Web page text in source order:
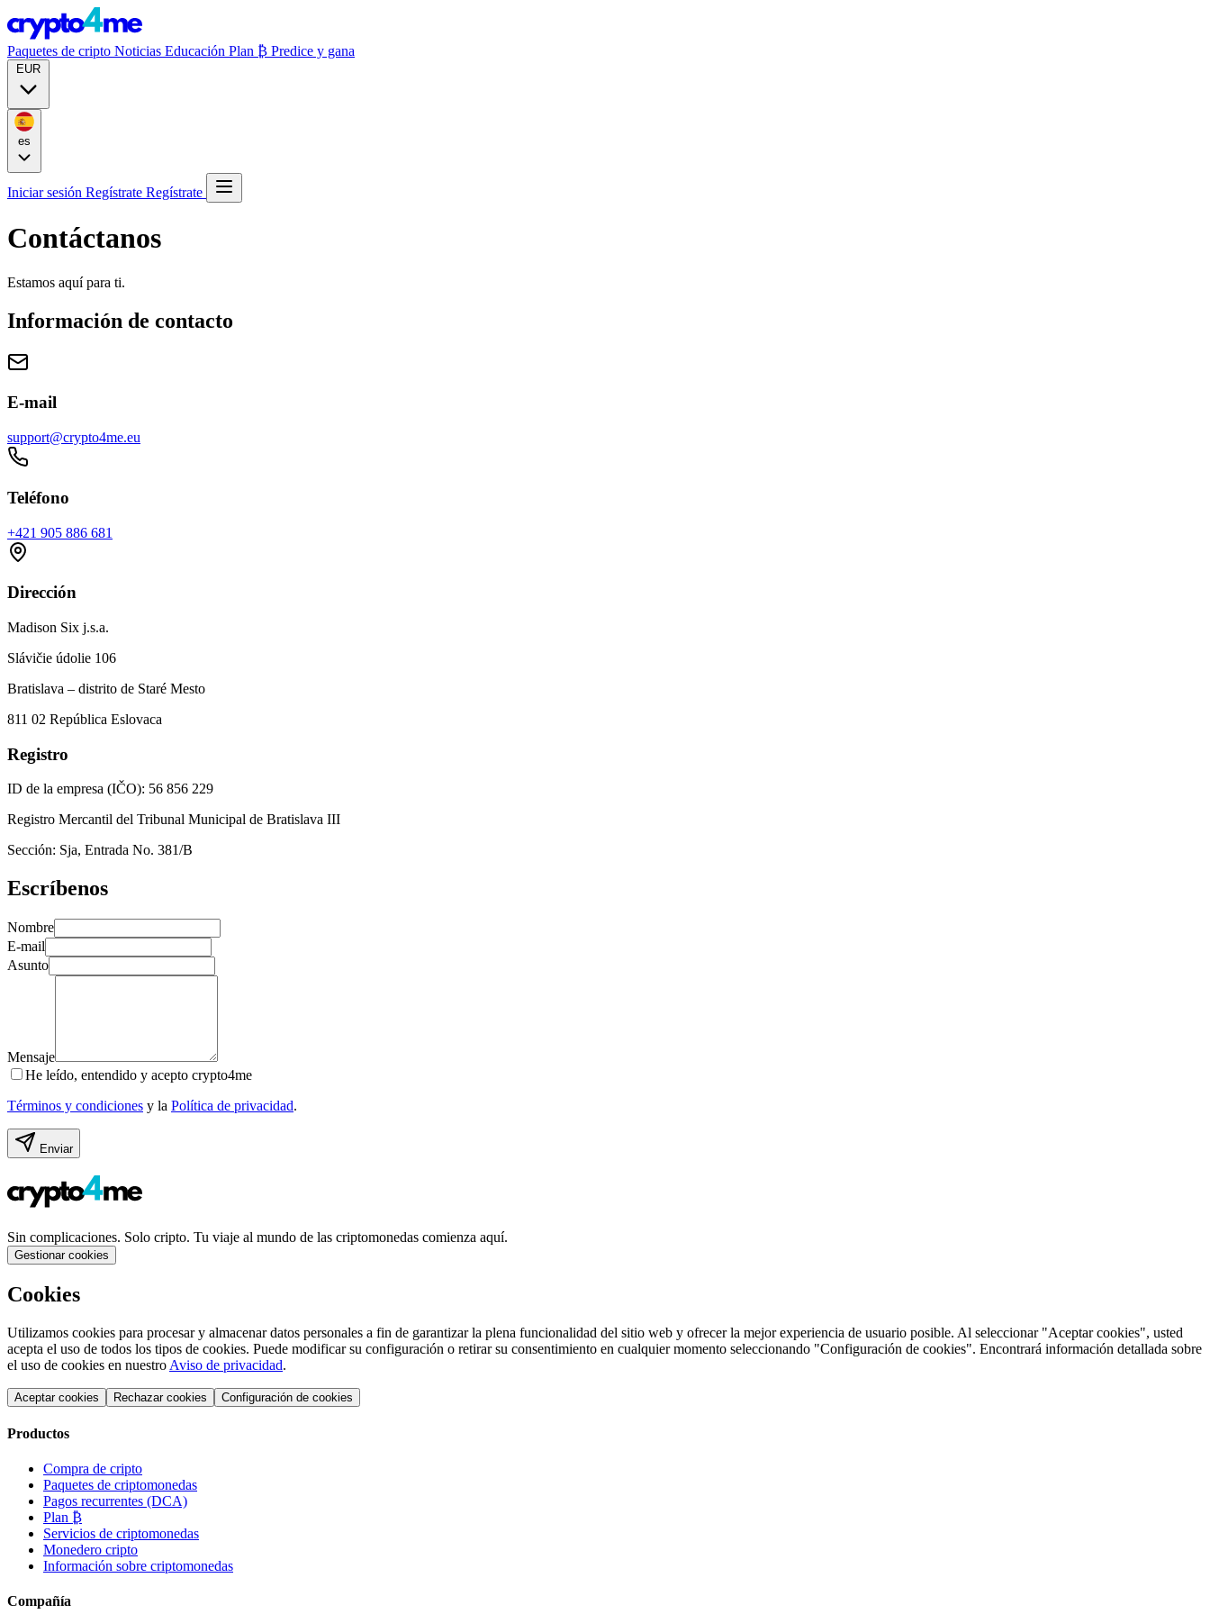
Paquetes de cripto Noticias Educación Plan ₿ Predice y gana
Iniciar sesión Regístrate Regístrate
Contáctanos
Estamos aquí para ti.
Información de contacto
E-mail
support@crypto4me.eu
Teléfono
+421 905 886 681
Dirección
Madison Six j.s.a.
Slávičie údolie 106
Bratislava – distrito de Staré Mesto
811 02 República Eslovaca
Registro
ID de la empresa (IČO): 56 856 229
Registro Mercantil del Tribunal Municipal de Bratislava III
Sección: Sja, Entrada No. 381/B
Escríbenos
Nombre
E-mail
Asunto
Mensaje
He leído, entendido y acepto crypto4me
Términos y condiciones y la Política de privacidad.
Enviar
Sin complicaciones. Solo cripto. Tu viaje al mundo de las criptomonedas comienza aquí.
Gestionar cookies
Cookies
Utilizamos cookies para procesar y almacenar datos personales a fin de garantizar la plena funcionalidad del sitio web y ofrecer la mejor experiencia de usuario posible. Al seleccionar "Aceptar cookies", usted
acepta el uso de todos los tipos de cookies. Puede modificar su configuración o retirar su consentimiento en cualquier momento seleccionando "Configuración de cookies". Encontrará información detallada sobre
el uso de cookies en nuestro Aviso de privacidad.
Aceptar cookies Rechazar cookies Configuración de cookies
Productos
Compra de cripto
Paquetes de criptomonedas
Pagos recurrentes (DCA)
Plan ₿
Servicios de criptomonedas
Monedero cripto
Información sobre criptomonedas
Compañía